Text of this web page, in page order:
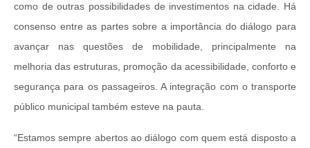
como de outras possibilidades de investimentos na cidade. Há
consenso entre as partes sobre a importância do diálogo para
avançar nas questões de mobilidade, principalmente na
melhoria das estruturas, promoção da acessibilidade, conforto e
segurança para os passageiros. A integração com o transporte
público municipal também esteve na pauta.
“Estamos sempre abertos ao diálogo com quem está disposto a